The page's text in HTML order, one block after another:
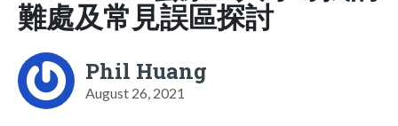
難處及常見誤區探討
Phil Huang
August 26, 2021